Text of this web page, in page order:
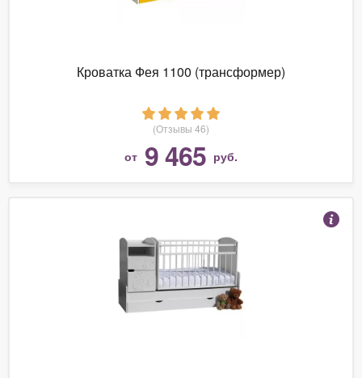
Кроватка Фея 1100 (трансформер)
(Отзывы 46)
от 9 465 руб.